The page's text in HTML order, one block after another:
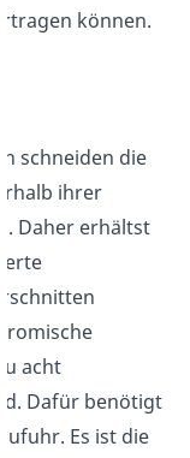
können.
schneiden die
ihrer
Daher erhältst
acht
Dafür benötigt
Es ist die